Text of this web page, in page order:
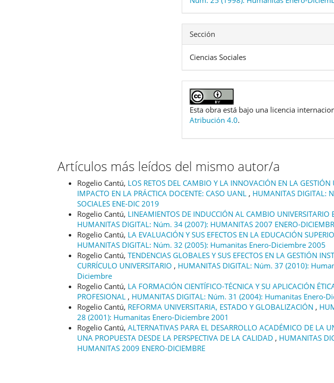
Sección
Ciencias Sociales
Esta obra está bajo una licencia
Atribución 4.0.
Artículos más leídos del mismo autor/a
Rogelio Cantú, LOS RETOS DEL CAMBIO Y LA INNOVACIÓN EN LA GESTIÓN
IMPACTO EN LA PRÁCTICA DOCENTE: CASO UANL , HUMANITAS DIGITAL:
SOCIALES ENE-DIC 2019
Rogelio Cantú, LINEAMIENTOS DE INDUCCIÓN AL CAMBIO UNIVERSITARIO
HUMANITAS DIGITAL: Núm. 34 (2007): HUMANITAS 2007 ENERO-
Rogelio Cantú, LA EVALUACIÓN Y SUS EFECTOS EN LA EDUCACIÓN
HUMANITAS DIGITAL: Núm. 32 (2005): Humanitas Enero-Diciembre 2005
Rogelio Cantú, TENDENCIAS GLOBALES Y SUS EFECTOS EN LA GESTIÓN
CURRÍCULO UNIVERSITARIO , HUMANITAS DIGITAL: Núm. 37 (2010):
Diciembre
Rogelio Cantú, LA FORMACIÓN CIENTÍFICO-TÉCNICA Y SU APLICACIÓN
PROFESIONAL , HUMANITAS DIGITAL: Núm. 31 (2004): Humanitas Enero-
Rogelio Cantú, REFORMA UNIVERSITARIA, ESTADO Y GLOBALIZACIÓN ,
28 (2001): Humanitas Enero-Diciembre 2001
Rogelio Cantú, ALTERNATIVAS PARA EL DESARROLLO ACADÉMICO DE LA
UNA PROPUESTA DESDE LA PERSPECTIVA DE LA CALIDAD , HUMANITAS
HUMANITAS 2009 ENERO-DICIEMBRE